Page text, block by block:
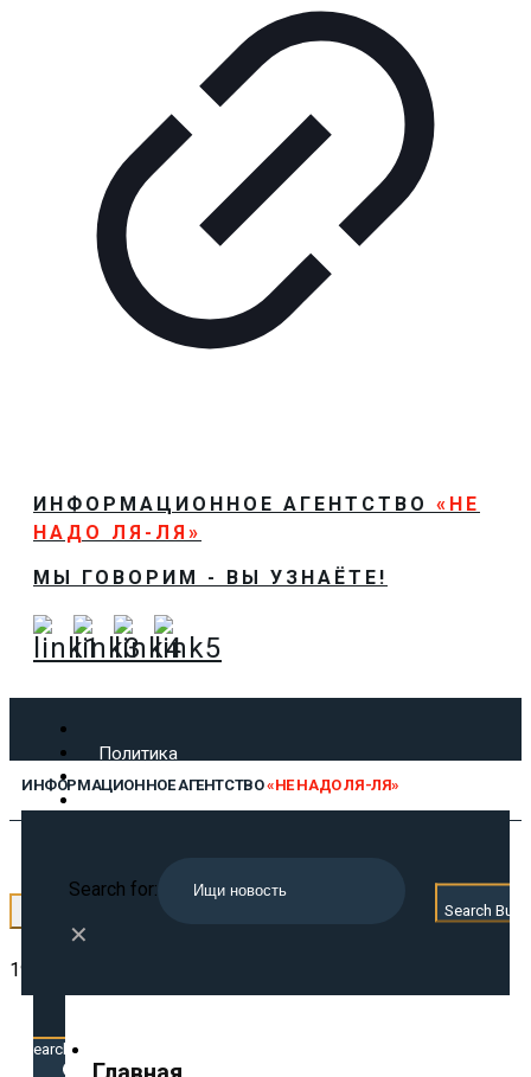
ИНФОРМАЦИОННОЕ АГЕНТСТВО «НЕ
НАДО ЛЯ-ЛЯ»
МЫ ГОВОРИМ - ВЫ УЗНАЁТЕ!
Политика
Экономика
Предложить новость
Search Button
ИНФОРМАЦИОННОЕ АГЕНТСТВО«НЕ НАДО ЛЯ-ЛЯ»
Search for:
Search
✕
19.06.2026